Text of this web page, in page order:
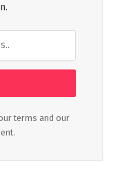
terms and our